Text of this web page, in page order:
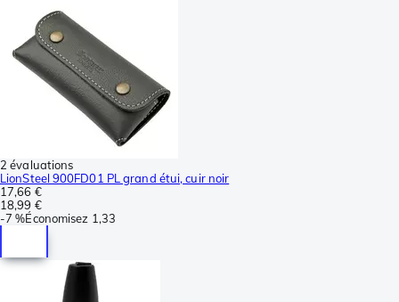
2 évaluations
LionSteel 900FD01 PL grand étui, cuir noir
17,66 €
18,99 €
-7 %Économisez 1,33